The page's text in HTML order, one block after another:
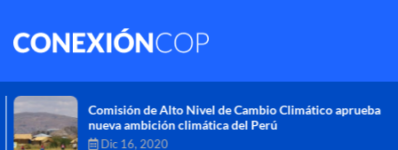
Comisión de Alto Nivel de Cambio Climático aprueba
nueva ambición climática del Perú
Dic 16, 2020